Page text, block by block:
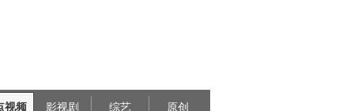
视频 影视剧 综艺 原创